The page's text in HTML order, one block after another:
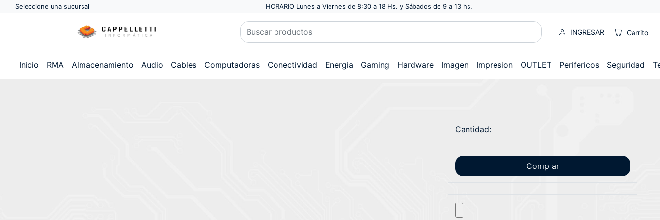
Seleccione una sucursal HORARIO Lunes a Viernes de 8:30 a 18 Hs. y Sábados de 9 a 13 hs.
INGRESAR Carrito
Inicio RMA Almacenamiento Audio Cables Computadoras Conectividad Energia Gaming Hardware Imagen Impresion OUTLET Perifericos Seguridad
Cantidad:
Comprar